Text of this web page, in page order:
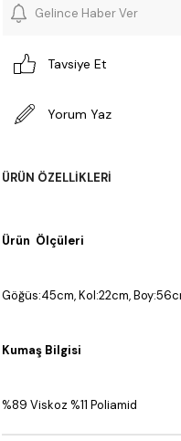
Gelince Haber Ver
Tavsiye Et
Yorum Yaz
ÜRÜN ÖZELLIKLERI
Ürün Ölçüleri
Göğüs:45cm, Kol:22cm,
Kumaş Bilgisi
%89 Viskoz %11 Poliamid